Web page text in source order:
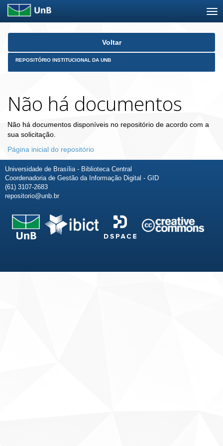
Skip
Voltar
REPOSITÓRIO INSTITUCIONAL DA UNB
Não há documentos
Não há documentos disponíveis no repositório de acordo com a
sua solicitação.
Página inicial do repositório
Universidade de Brasília - Biblioteca Central
Coordenadoria de Gestão da Informação Digital - GID
(61) 3107-2683
repositorio@unb.br